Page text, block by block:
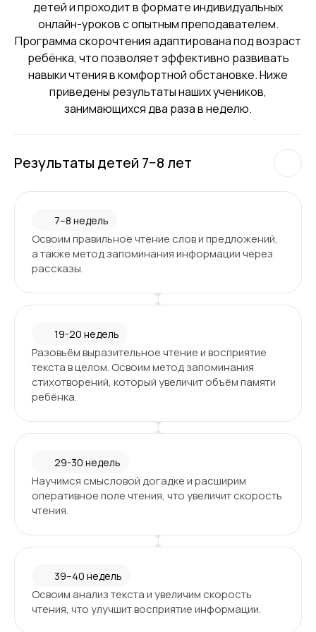
детей и проходит в формате индивидуальных
онлайн-уроков с опытным преподавателем.
Программа скорочтения адаптирована под возраст
ребёнка, что позволяет эффективно развивать
навыки чтения в комфортной обстановке. Ниже
приведены результаты наших учеников,
занимающихся два раза в неделю.
Результаты детей 7−8 лет
7–8 недель
Освоим правильное чтение слов и предложений,
а также метод запоминания информации через
рассказы.
19-20 недель
Разовьём выразительное чтение и восприятие
текста в целом. Освоим метод запоминания
стихотворений, который увеличит объём памяти
ребёнка.
29-30 недель
Научимся смысловой догадке и расширим
оперативное поле чтения, что увеличит скорость
чтения.
39–40 недель
Освоим анализ текста и увеличим скорость
чтения, что улучшит восприятие информации.